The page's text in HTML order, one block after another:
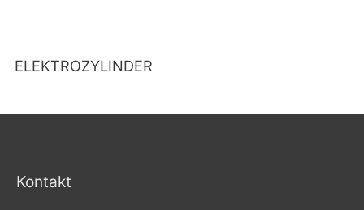
ELEKTROZYLINDER
Kontakt